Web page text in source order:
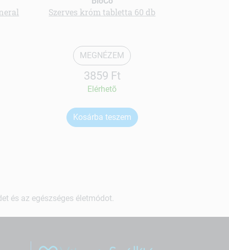
Szerves króm tabletta 60 db
MEGNÉZEM
3859 Ft
Elérhetõ
Kosárba teszem
és az egészséges életmódot.